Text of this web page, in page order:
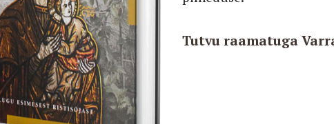
Tutvu raamatuga